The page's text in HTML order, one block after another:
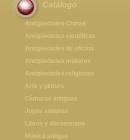
Catálogo
Antigüedades Chinas
Antigüedades Chinas
Antigüedades científicas
Antigüedades científicas
Antigüedades de oficina
Máquinas de escribir antiguas
Calculadoras antiguas
Teléfonos y Telégrafos antiguos
Antigüedades militares
Espadas antiguas
Medallas y condecoraciones
Cascos militares
Otros artículos militares
Antigüedades religiosas
Antigüedades religiosas
Arte y pintura
Pintura antigua
Pintura contemporánea
Grabados antiguos y mapas
Cámaras antiguas
Cámaras antiguas
Joyas antiguas
Joyas antiguas
Libros y documentos
Libros antiguos
Música antigua